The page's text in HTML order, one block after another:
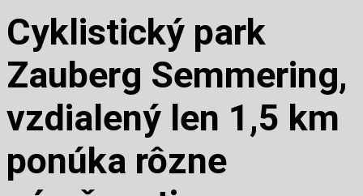
Cyklistický park
Zauberg Semmering,
vzdialený len 1,5 km
ponúka rôzne